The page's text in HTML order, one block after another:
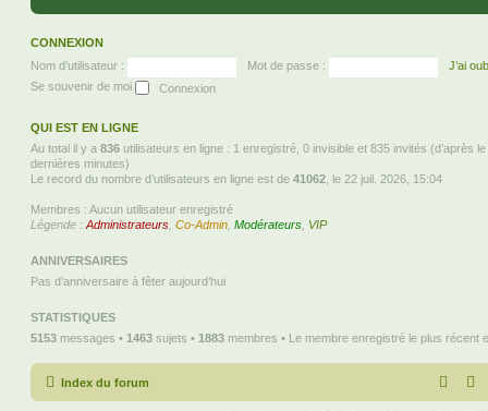
CONNEXION
Nom d’utilisateur :
Mot de passe :
J’ai
Se souvenir de moi
QUI EST EN LIGNE
Au total il y a 836 utilisateurs en ligne : 1 enregistré, 0 invisible et 835 invités (d’après
dernières minutes)
Le record du nombre d’utilisateurs en ligne est de 41062 , le 22 juil. 2026, 15:04
Membres : Aucun utilisateur enregistré
Légende : Administrateurs Co-Admin Modérateurs VIP
ANNIVERSAIRES
Pas d’anniversaire à fêter aujourd’hui
STATISTIQUES
5153 messages • 1463 sujets • 1883 membres • Le membre enregistré le plus récent
Index du forum